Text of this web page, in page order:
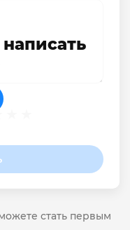
стать первым